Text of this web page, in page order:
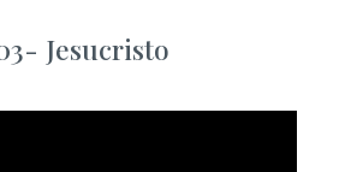
Jesucristo